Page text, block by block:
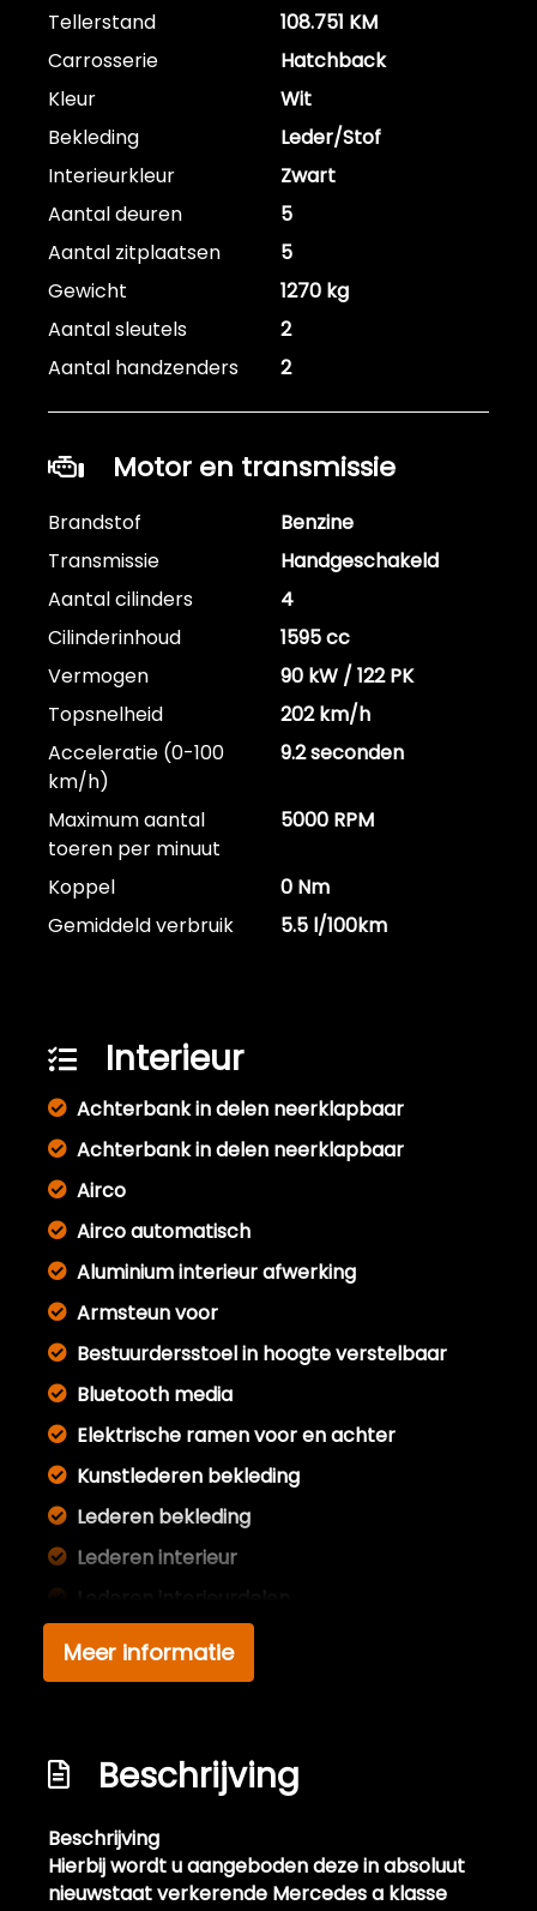
Tellerstand
108.751 KM
Carrosserie
Hatchback
Kleur
Wit
Bekleding
Leder/Stof
Interieurkleur
Zwart
Aantal deuren
5
Aantal zitplaatsen
5
Gewicht
1270 kg
Aantal sleutels
2
Aantal handzenders
2
Motor en transmissie
Brandstof
Benzine
Transmissie
Handgeschakeld
Aantal cilinders
4
Cilinderinhoud
1595 cc
Vermogen
90 kW / 122 PK
Topsnelheid
202 km/h
Acceleratie (0-100
km/h)
9.2 seconden
Maximum aantal
toeren per minuut
5000 RPM
Koppel
0 Nm
Gemiddeld verbruik
5.5 l/100km
Interieur
Achterbank in delen neerklapbaar
Achterbank in delen neerklapbaar
Airco
Airco automatisch
Aluminium interieur afwerking
Armsteun voor
Bestuurdersstoel in hoogte verstelbaar
Bluetooth media
Elektrische ramen voor en achter
Kunstlederen bekleding
Lederen bekleding
Lederen interieur
Lederen interieurdelen
Lederen sportstoelen
Lederen versnellingspook
Middenarmsteun voor
Passagiersstoel in hoogte verstelbaar
Sportstoelen
Sportstuur
Meer informatie
Beschrijving
Beschrijving
Hierbij wordt u aangeboden deze in absoluut
nieuwstaat verkerende Mercedes a klasse